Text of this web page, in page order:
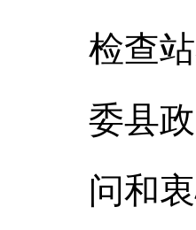
检查
委县
问和